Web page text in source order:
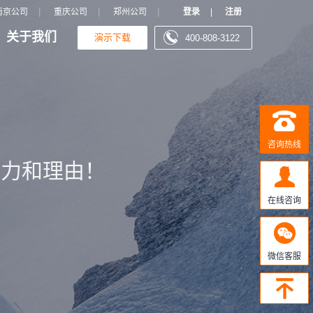
京公司 重庆公司 郑州公司 登录 注册
关于我们 演示下载 400-808-3122
和理由！
咨询热线
在线咨询
微信客服